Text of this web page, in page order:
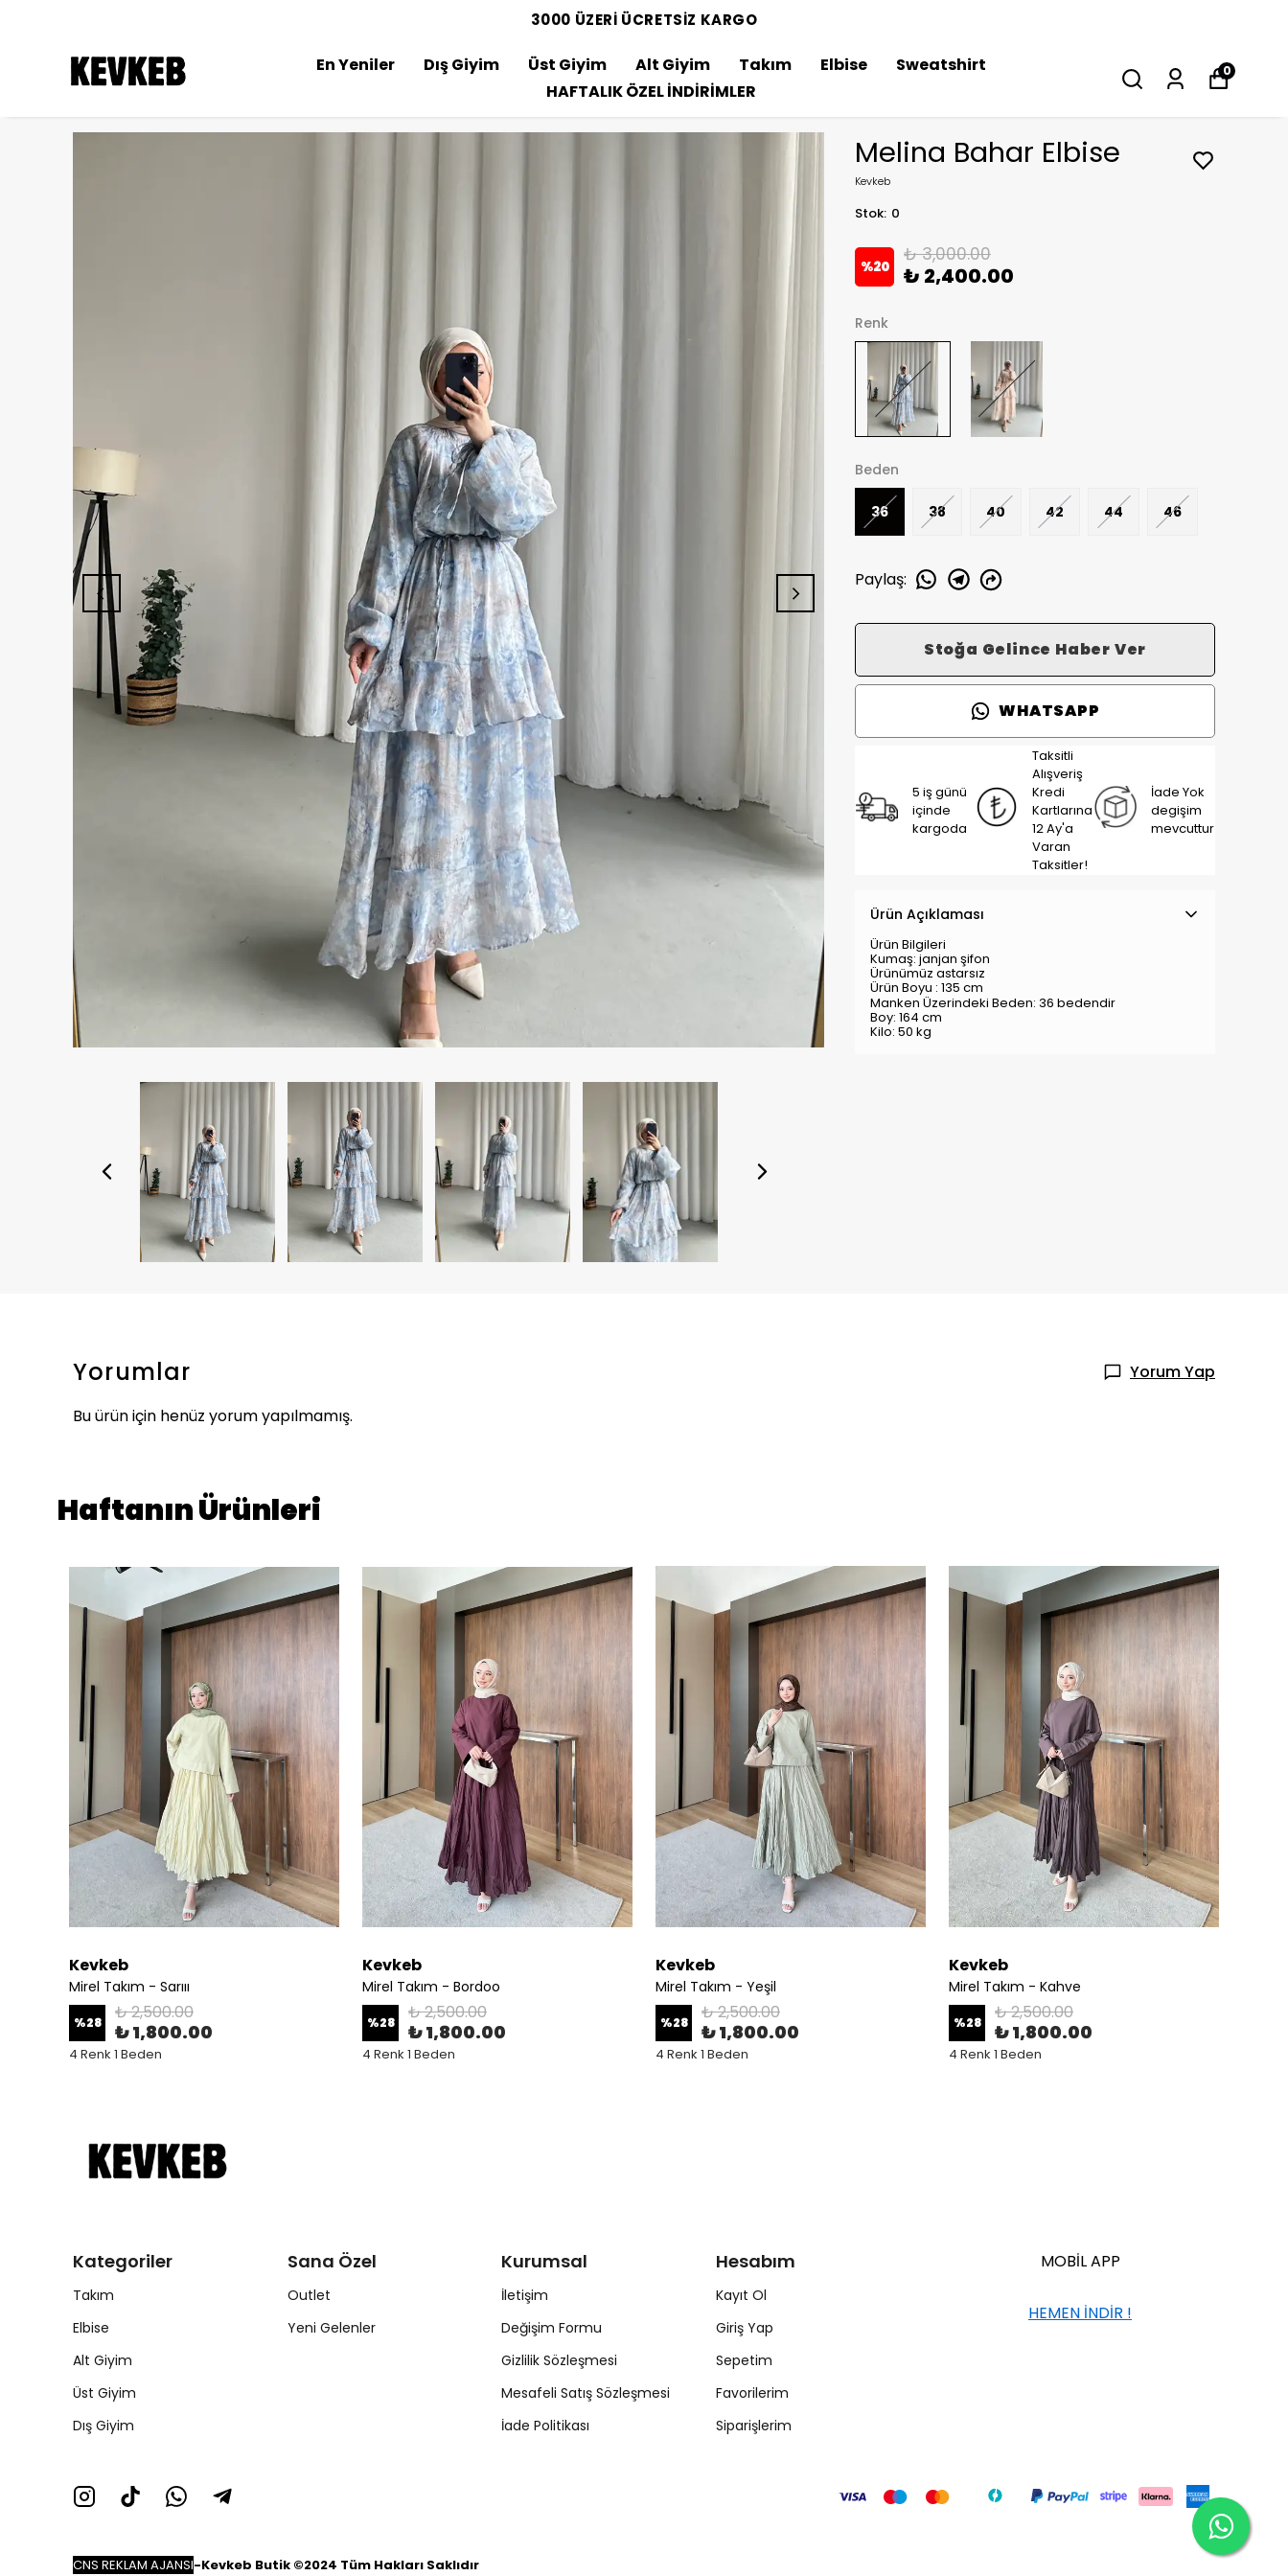
3000 ÜZERİ ÜCRETSİZ KARGO
En Yeniler Dış Giyim Üst Giyim Alt Giyim Takım Elbise
Sweatshirt
HAFTALIK ÖZEL İNDİRİMLER
0
Melina Bahar Elbise
Kevkeb
Stok: 0
%20
₺ 3,000.00
₺ 2,400.00
Renk
Beden
36 38 40 42 44 46
Paylaş:
Stoğa Gelince Haber Ver
WHATSAPP
5 iş günü
içinde
kargoda
Taksitli
Alışveriş
Kredi
Kartlarına
12 Ay'a
Varan
Taksitler!
İade Yok
degişim
mevcuttur
Ürün Açıklaması
Ürün Bilgileri
Kumaş: janjan şifon
Ürünümüz astarsız
Ürün Boyu : 135 cm
Manken Üzerindeki Beden: 36 bedendir
Boy: 164 cm
Kilo: 50 kg
Yorumlar
Yorum Yap
Bu ürün için henüz yorum yapılmamış.
Haftanın Ürünleri
Kevkeb
Mirel Takım - Sarııı
%28 ₺ 2,500.00
₺ 1,800.00
4 Renk 1 Beden
Kevkeb
Mirel Takım - Bordoo
%28 ₺ 2,500.00
₺ 1,800.00
4 Renk 1 Beden
Kevkeb
Mirel Takım - Yeşil
%28 ₺ 2,500.00
₺ 1,800.00
4 Renk 1 Beden
Kevkeb
Mirel Takım - Kahve
%28 ₺ 2,500.00
₺ 1,800.00
4 Renk 1 Beden
Kategoriler
Takım
Elbise
Alt Giyim
Üst Giyim
Dış Giyim
Sana Özel
Outlet
Yeni Gelenler
Kurumsal
İletişim
Değişim Formu
Gizlilik Sözleşmesi
Mesafeli Satış Sözleşmesi
İade Politikası
Hesabım
Kayıt Ol
Giriş Yap
Sepetim
Favorilerim
Siparişlerim
MOBİL APP
HEMEN İNDİR !
CNS REKLAM AJANSI-Kevkeb Butik ©2024 Tüm Hakları Saklıdır